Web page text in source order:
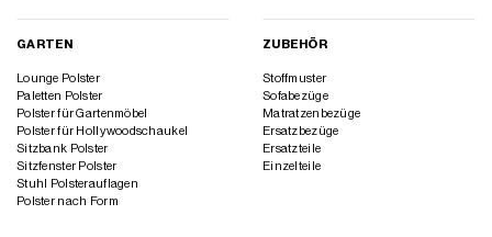
GARTEN
Lounge Polster
Paletten Polster
Polster für Gartenmöbel
Polster für Hollywoodschaukel
Sitzbank Polster
Sitzfenster Polster
Stuhl Polsterauflagen
Polster nach Form
ZUBEHÖR
Stoffmuster
Sofabezüge
Matratzenbezüge
Ersatzbezüge
Ersatzteile
Einzelteile